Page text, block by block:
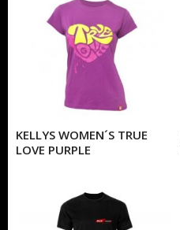
KELLYS WOMEN´S TRUE
LOVE PURPLE